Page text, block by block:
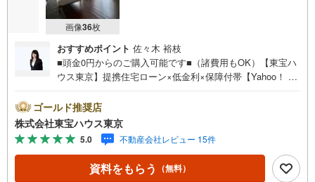
画像36枚
おすすめポイント 佐々木 裕枝
■頭金0円からのご購入可能です■（諸費用もOK）【東宝ハ
ウス東京】提携住宅ローン×低金利×保障付帯【Yahoo！ 不
ayボーナスライトがもらえる「Yahoo！ 不動産 物件ご成約
キャンペーン」の対象になります。「資料をもらう」「見
学予約をする」ボタンからお問い合わせください。※必ずY
ahoo！ JAPAN IDでログインしてください。※PayPayボー
ナスライトは出金と譲渡はできません。ご案内・詳細な資
料のご請求はお気軽にどうぞ♪お電話でのお問い合わせも
ゴールド推奨店
株式会社東宝ハウス東京
5.0 不動産会社レビュー 15件
資料をもらう （無料）